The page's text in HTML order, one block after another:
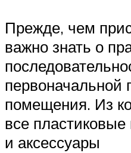
Прежде, чем
важно знать о
первоначальной
помещения. Из
все
и аксессуары